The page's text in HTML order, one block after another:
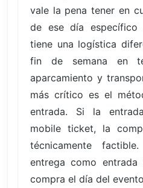
vale la pena tener en
de ese día
tiene una logística
fin de semana en
aparcamiento y
más crítico es el
entrada. Si la
mobile ticket, la
técnicamente
entrega como
compra el día del